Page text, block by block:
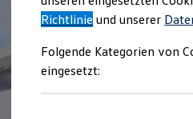
E-Auto-Förderung
Volkswagen
Junge
Volkswagen
Zubehör- und
Richtlinie und unserer
Folgende Kategorien von
eingesetzt: